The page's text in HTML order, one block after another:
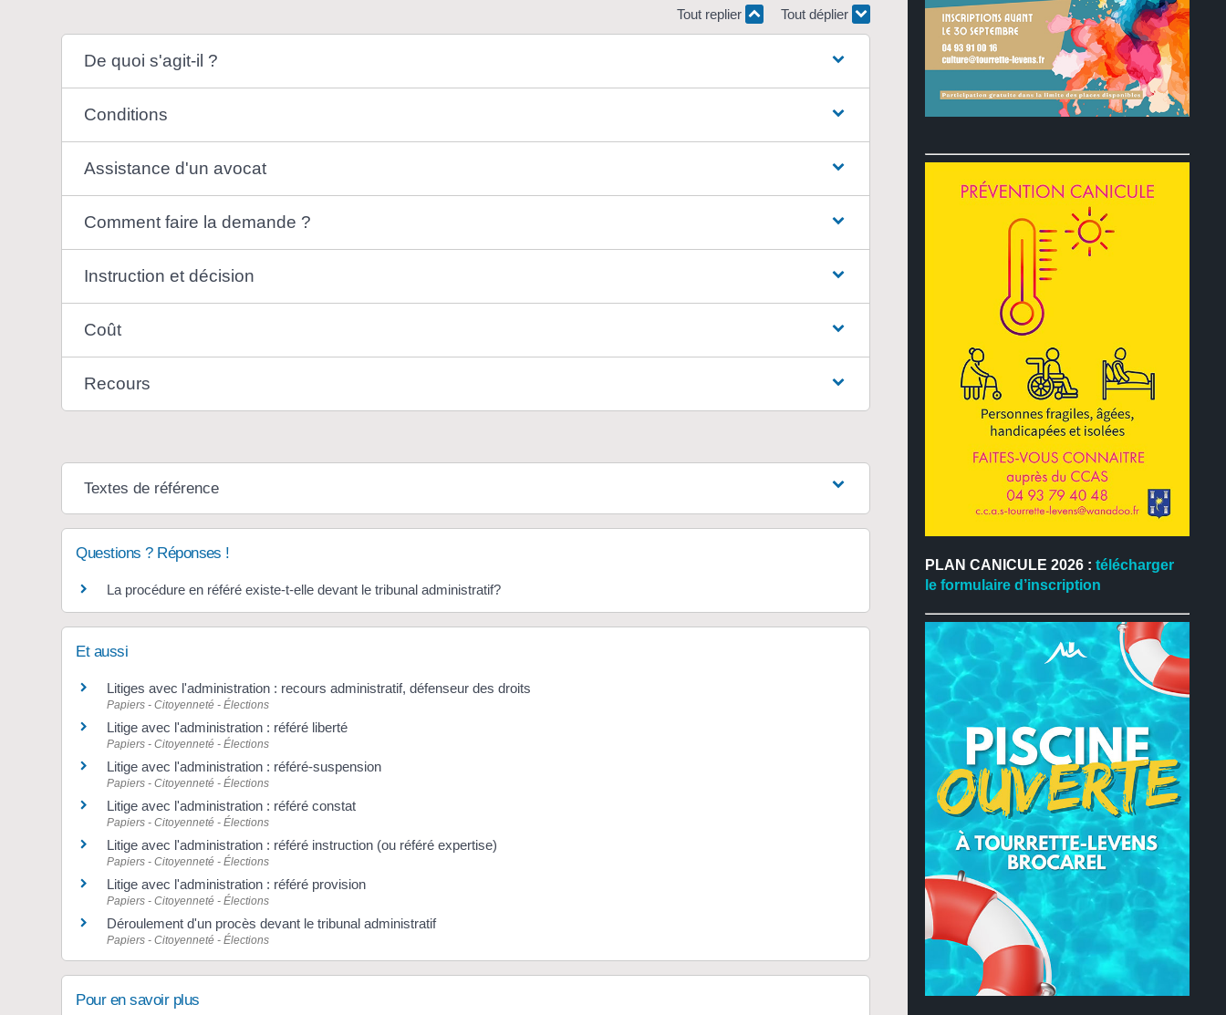
Tout replier Tout déplier
De quoi s'agit-il ?
Conditions
Assistance d'un avocat
Comment faire la demande ?
Instruction et décision
Coût
Recours
Textes de référence
Questions ? Réponses !
La procédure en référé existe-t-elle devant le tribunal administratif?
Et aussi
Litiges avec l'administration : recours administratif, défenseur des droits
Papiers - Citoyenneté - Élections
Litige avec l'administration : référé liberté
Papiers - Citoyenneté - Élections
Litige avec l'administration : référé-suspension
Papiers - Citoyenneté - Élections
Litige avec l'administration : référé constat
Papiers - Citoyenneté - Élections
Litige avec l'administration : référé instruction (ou référé expertise)
Papiers - Citoyenneté - Élections
Litige avec l'administration : référé provision
Papiers - Citoyenneté - Élections
Déroulement d'un procès devant le tribunal administratif
Papiers - Citoyenneté - Élections
Pour en savoir plus
PLAN CANICULE 2026 : télécharger
le formulaire d’inscription